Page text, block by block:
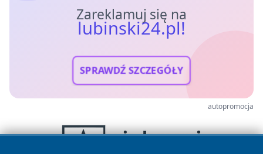
Zareklamuj się na
lubinski24.pl!
SPRAWDŹ SZCZEGÓŁY
autopromocja